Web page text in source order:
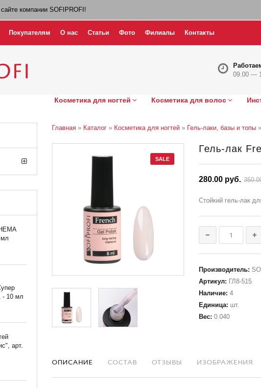
компании SOFIPROFI!
Покупателям О нас Статьи Фото Филиалы Контакты
09.00 —
Косметика для ногтей Косметика для волос
Главная » Каталог » Косметика для ногтей » Гель-лаки, базы и топы »
SALE
Гель-лак
280.00 руб.
Стойкий гель-лак
Производитель:
Артикул: ГЛ8-515
Наличие: 4
Единица: шт.
Вес: 0.040
ОПИСАНИЕ СОСТАВ ОТЗЫВЫ ИЗОБРАЖЕНИЯ
мл
- 10 мл
арт.